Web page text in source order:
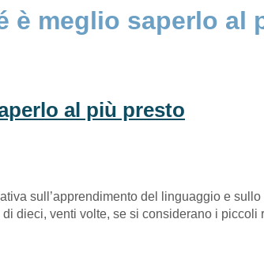
è meglio saperlo al
al più presto
sull’apprendimento del linguaggio e
dieci, venti volte, se si considerano i